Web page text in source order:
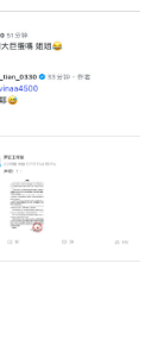
位数，还陪
后来都变成
时笑声很
话，他说